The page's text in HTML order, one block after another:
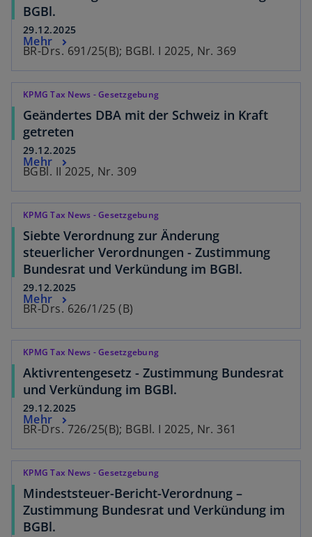
BGBl.
29.12.2025
BR-Drs. 691/25(B); BGBl. I 2025, Nr. 369
Mehr
KPMG Tax News - Gesetzgebung
Geändertes DBA mit der Schweiz in Kraft
getreten
29.12.2025
BGBl. II 2025, Nr. 309
Mehr
KPMG Tax News - Gesetzgebung
Siebte Verordnung zur Änderung
steuerlicher Verordnungen - Zustimmung
Bundesrat und Verkündung im BGBl.
29.12.2025
BR-Drs. 626/1/25 (B)
Mehr
KPMG Tax News - Gesetzgebung
Aktivrentengesetz - Zustimmung Bundesrat
und Verkündung im BGBl.
29.12.2025
BR-Drs. 726/25(B); BGBl. I 2025, Nr. 361
Mehr
KPMG Tax News - Gesetzgebung
Mindeststeuer-Bericht-Verordnung –
Zustimmung Bundesrat und Verkündung im
BGBl.